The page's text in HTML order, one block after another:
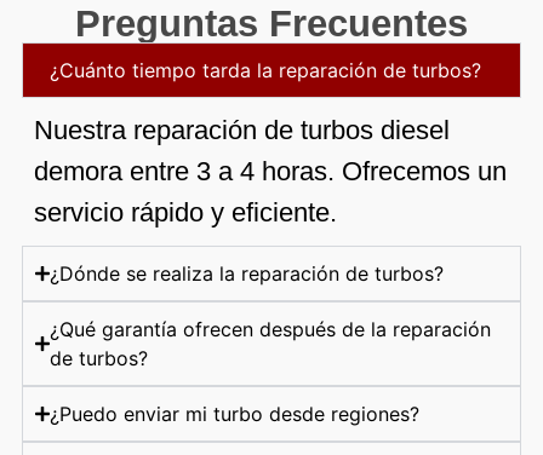
Preguntas Frecuentes
¿Cuánto tiempo tarda la reparación de turbos?
Nuestra reparación de turbos diesel
demora entre 3 a 4 horas. Ofrecemos un
servicio rápido y eficiente.
¿Dónde se realiza la reparación de turbos?
¿Qué garantía ofrecen después de la reparación
de turbos?
¿Puedo enviar mi turbo desde regiones?